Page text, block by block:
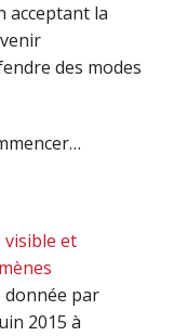
acceptant la
des modes
visible et
par
2015 à